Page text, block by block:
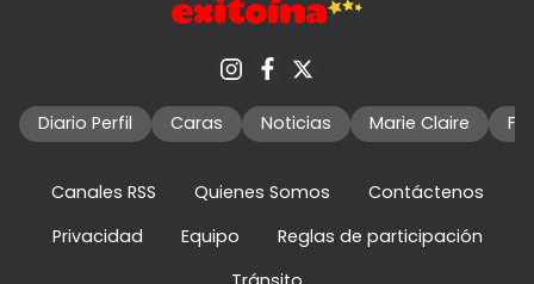
Diario Perfil Caras Noticias Marie Claire
Canales RSS Quienes Somos
Contáctenos
Privacidad
Equipo
Reglas de participación